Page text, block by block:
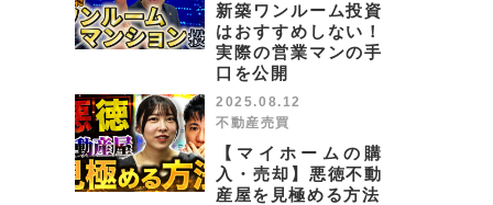
新築ワンルーム投資
はおすすめしない！
実際の営業マンの手
口を公開
【マイホームの購
入・売却】悪徳不動
産屋を見極める方法
2025.08.12
不動産売買